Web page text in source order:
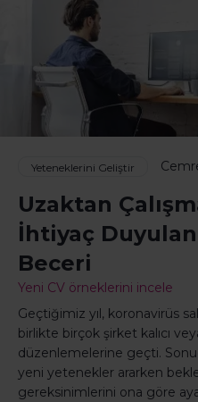
Yeteneklerini Geliştir
Uzaktan
İhtiyaç
Beceri
Yeni CV örneklerini incele
Geçtiğimiz yıl, koronavirüs
birlikte birçok şirket kalıcı
düzenlemelerine geçti.
yeni yetenekler ararken
gereksinimlerini ona göre